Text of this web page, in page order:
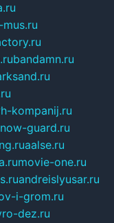
mus.ru
bandamn.ru
kompanij.ru
guard.ru
aalse.ru
movie-one.ru
andreislyusar.ru
i-grom.ru
dez.ru